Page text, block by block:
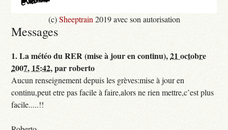
(c)Sheeptrain 2019 avec son autorisation
Messages
1.La météo du RER (mise à jour en continu),21 octobre
2007, 15:42,parroberto
Aucun renseignement depuis les grèves:mise à jour en
continu,peut etre pas facile à faire,alors ne rien mettre,c’est plus
facile.....!!